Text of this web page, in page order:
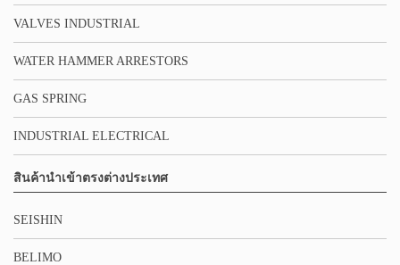
VALVES INDUSTRIAL
WATER HAMMER ARRESTORS
GAS SPRING
INDUSTRIAL ELECTRICAL
สินค้านำเข้าตรงต่างประเทศ
SEISHIN
BELIMO